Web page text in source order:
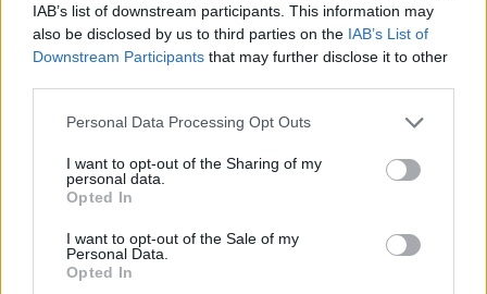
IAB’s list of downstream participants. This information may
also be disclosed by us to third parties on the IAB’s List of
Downstream Participants that may further disclose it to other
Please note that this website/app uses one or more Google
not limited to your visit or usage behaviour. You may click to
grant or deny consent to Google and its third-party tags to
use your data for below specified purposes in below Google
consent section.
Personal Data Processing Opt Outs
I want to opt-out of the Sharing of my
personal data.
Opted In
I want to opt-out of the Sale of my
Personal Data.
Opted In
Minden bajszos egyforma
Ki az a Pospischil?